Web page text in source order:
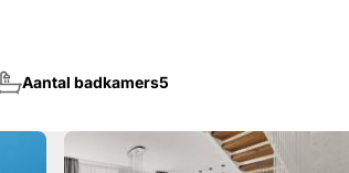
Aantal badkamers5